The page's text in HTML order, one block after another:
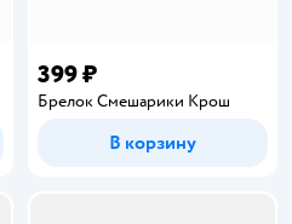
399 ₽
Брелок Смешарики Крош
В корзину